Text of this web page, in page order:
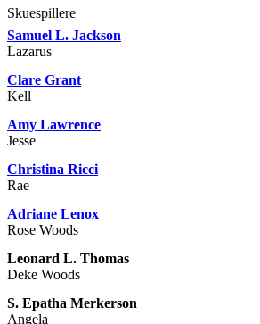
Skuespillere
Samuel L. Jackson
Lazarus
Clare Grant
Kell
Amy Lawrence
Jesse
Christina Ricci
Rae
Adriane Lenox
Rose Woods
Leonard L. Thomas
Deke Woods
S. Epatha Merkerson
Angela